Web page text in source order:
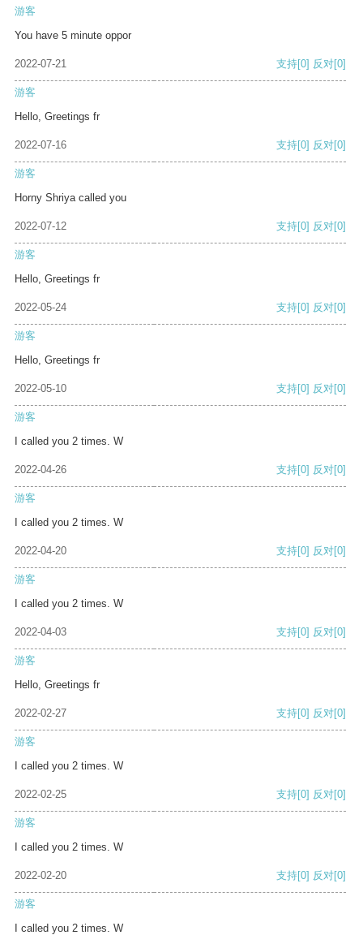
游客
You have 5 minute oppor
2022-07-21 支持[0] 反对[0]
游客
Hello, Greetings fr
2022-07-16 支持[0] 反对[0]
游客
Horny Shriya called you
2022-07-12 支持[0] 反对[0]
游客
Hello, Greetings fr
2022-05-24 支持[0] 反对[0]
游客
Hello, Greetings fr
2022-05-10 支持[0] 反对[0]
游客
I called you 2 times. W
2022-04-26 支持[0] 反对[0]
游客
I called you 2 times. W
2022-04-20 支持[0] 反对[0]
游客
I called you 2 times. W
2022-04-03 支持[0] 反对[0]
游客
Hello, Greetings fr
2022-02-27 支持[0] 反对[0]
游客
I called you 2 times. W
2022-02-25 支持[0] 反对[0]
游客
I called you 2 times. W
2022-02-20 支持[0] 反对[0]
游客
I called you 2 times. W